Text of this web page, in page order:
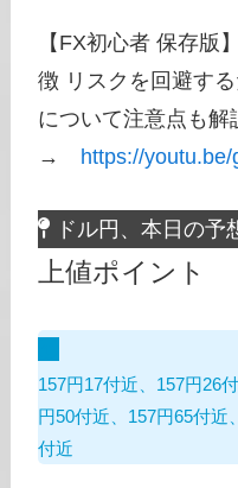
【FX初心者 保存版
徴 リスクを回避す
について注意点も解
→ https://
ドル円、本日の予
上値ポイント
157円17付近、157円26
円50付近、157円65付近
付近